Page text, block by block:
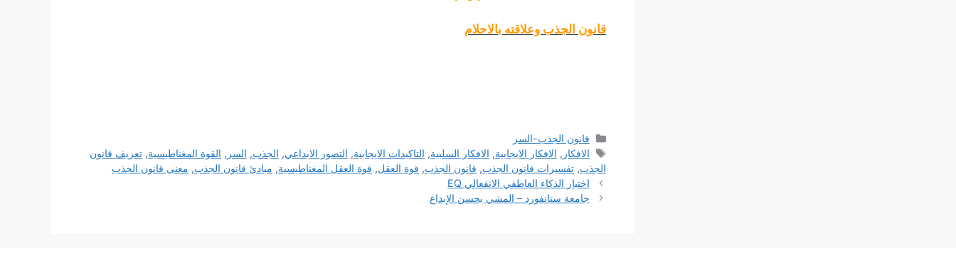
قانون الجذب وعلاقته بالاحلام
التصنيفات
قانون الجذب-السر
الوسوم
الافكار , الافكار الايجابية, الافكار السلبية, التاكيدات الايجابية, التصور الابداعي, الجذب, السر , القوة المغناطيسية,تعريف قانون
الجذب, تفسيرات قانون الجذب, قانون الجذب, قوة العقل, قوة العقل المغناطيسية, مبادئ قانون الجذب, معنى قانون الجذب
اختبار الذكاء العاطفي الانفعالي EQ
جامعة ستانفورد – المشي يحسن الإبداع